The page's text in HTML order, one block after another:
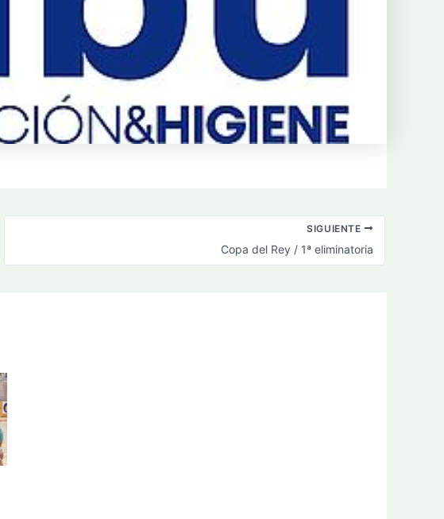
SIGUIENTE
Copa del Rey / 1ª eliminatoria